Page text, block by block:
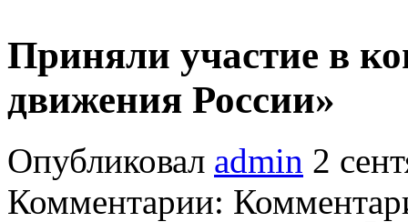
Приняли участие в
движения России»
Опубликовал admin 2
Комментарии: